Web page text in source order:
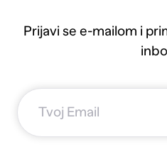
Prijavi se e-mailom i